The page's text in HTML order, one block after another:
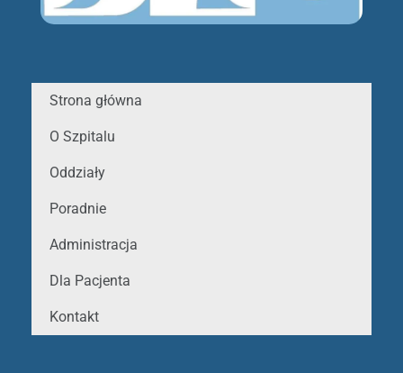
Strona główna
O Szpitalu
Oddziały
Poradnie
Administracja
Dla Pacjenta
Kontakt